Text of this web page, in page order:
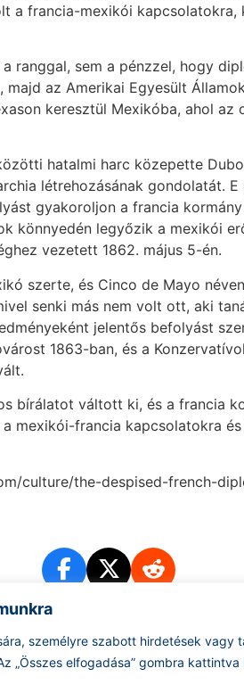
személyre szabott hirdetések vagy
„Összes elfogadása” gombra kattintva
a francia-mexikói kapcsolatokra,
ranggal, sem a pénzzel, hogy
majd az Amerikai Egyesült
keresztül Mexikóba, ahol az
hatalmi harc közepette
létrehozásának gondolatát.
gyakoroljon a francia
könnyedén legyőzik a mexikói
vezetett 1862. május 5-én.
szerte, és Cinco de Mayo
senki más nem volt ott, aki
jelentős befolyást
1863-ban, és a
bírálatot váltott ki, és a francia
mexikói-francia kapcsolatokra
culture/the-despised-french-